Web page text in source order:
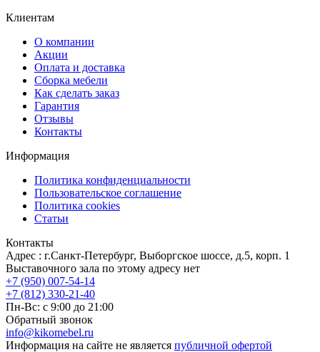
Клиентам
О компании
Акции
Оплата и доставка
Сборка мебели
Как сделать заказ
Гарантия
Отзывы
Контакты
Информация
Политика конфиденциальности
Пользовательское соглашение
Политика cookies
Статьи
Контакты
Адрес : г.Санкт-Петербург, Выборгское шоссе, д.5, корп. 1
Выставочного зала по этому адресу нет
+7 (950) 007-54-14
+7 (812) 330-21-40
Пн-Вс: с 9:00 до 21:00
Обратный звонок
info@kikomebel.ru
Информация на сайте не является публичной офертой